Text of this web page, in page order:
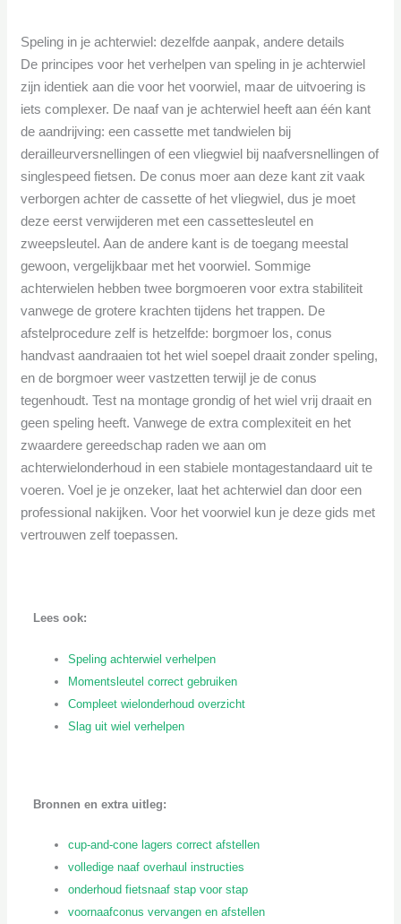
Speling in je achterwiel: dezelfde aanpak, andere details
De principes voor het verhelpen van speling in je achterwiel
zijn identiek aan die voor het voorwiel, maar de uitvoering is
iets complexer. De naaf van je achterwiel heeft aan één kant
de aandrijving: een cassette met tandwielen bij
derailleurversnellingen of een vliegwiel bij naafversnellingen of
singlespeed fietsen. De conus moer aan deze kant zit vaak
verborgen achter de cassette of het vliegwiel, dus je moet
deze eerst verwijderen met een cassettesleutel en
zweepsleutel. Aan de andere kant is de toegang meestal
gewoon, vergelijkbaar met het voorwiel. Sommige
achterwielen hebben twee borgmoeren voor extra stabiliteit
vanwege de grotere krachten tijdens het trappen. De
afstelprocedure zelf is hetzelfde: borgmoer los, conus
handvast aandraaien tot het wiel soepel draait zonder speling,
en de borgmoer weer vastzetten terwijl je de conus
tegenhoudt. Test na montage grondig of het wiel vrij draait en
geen speling heeft. Vanwege de extra complexiteit en het
zwaardere gereedschap raden we aan om
achterwielonderhoud in een stabiele montagestandaard uit te
voeren. Voel je je onzeker, laat het achterwiel dan door een
professional nakijken. Voor het voorwiel kun je deze gids met
vertrouwen zelf toepassen.
Lees ook:
Speling achterwiel verhelpen
Momentsleutel correct gebruiken
Compleet wielonderhoud overzicht
Slag uit wiel verhelpen
Bronnen en extra uitleg:
cup-and-cone lagers correct afstellen
volledige naaf overhaul instructies
onderhoud fietsnaaf stap voor stap
voornaafconus vervangen en afstellen